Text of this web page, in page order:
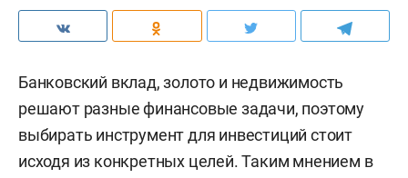
Банковский вклад, золото и недвижимость
решают разные финансовые задачи, поэтому
выбирать инструмент для инвестиций стоит
исходя из конкретных целей. Таким мнением в